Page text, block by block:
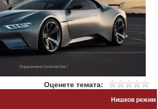
Оценете темата:
Нишков режим